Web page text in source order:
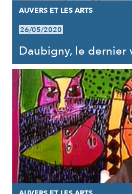
AUVERS ET LES ARTS
26/05/2020
Daubigny, le dernier